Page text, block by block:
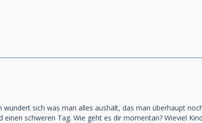
wundert sich was man alles aushält, das man überhaupt
schweren Tag. Wie geht es dir momentan? Wieviel